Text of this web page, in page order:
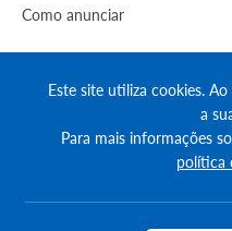
Como anunciar
Créditos
Como destacar anúncios
Comprar créditos
Este site utiliza cookies.
a
Para mais informações
política